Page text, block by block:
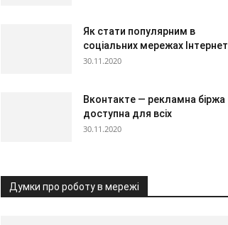
Як стати популярним в
соціальних мережах Інтернет
30.11.2020
Вконтакте — рекламна біржа
доступна для всіх
30.11.2020
Думки про роботу в мережі